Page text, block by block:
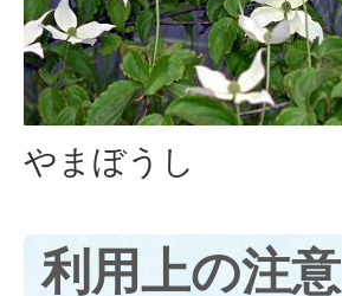
やまぼうし
利用上の注意